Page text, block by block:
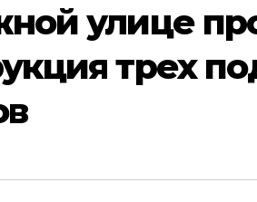
улице
трех